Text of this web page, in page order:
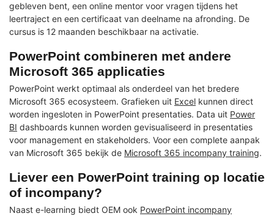
gebleven bent, een online mentor voor vragen tijdens het
leertraject en een certificaat van deelname na afronding. De
cursus is 12 maanden beschikbaar na activatie.
PowerPoint combineren met andere
Microsoft 365 applicaties
PowerPoint werkt optimaal als onderdeel van het bredere
Microsoft 365 ecosysteem. Grafieken uit Excel kunnen direct
worden ingesloten in PowerPoint presentaties. Data uit Power
BI dashboards kunnen worden gevisualiseerd in presentaties
voor management en stakeholders. Voor een complete aanpak
van Microsoft 365 bekijk de Microsoft 365 incompany training.
Liever een PowerPoint training op locatie
of incompany?
Naast e-learning biedt OEM ook PowerPoint incompany